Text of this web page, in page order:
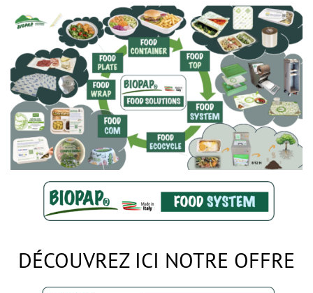
DÉCOUVREZ ICI NOTRE OFFRE